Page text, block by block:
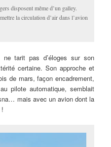
disposent même d’un galley.
la circulation d’air dans l’avion
ne tarit pas d’éloges sur son
certaine. Son approche et
de mars, façon encadrement,
pilote automatique, semblait
mais avec un avion dont la